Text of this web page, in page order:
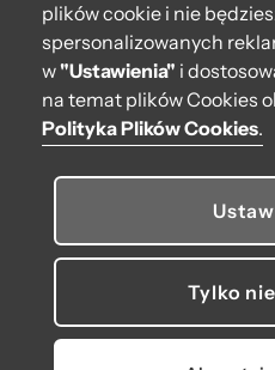
bok@obagstore.pl
WhatsApp O bag Polska
Pon.-pt. w godz 08:00 - 16:00
Obserwuj nas
© 2026 O bag.
U nas
plików cookie i nie
spersonalizowanych
w"Ustawienia" i
na temat plików Cookies
Polityka Plików Cookies.
Tylko